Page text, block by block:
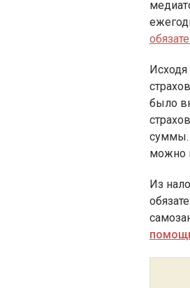
Исходя
было
суммы.
можно
Из